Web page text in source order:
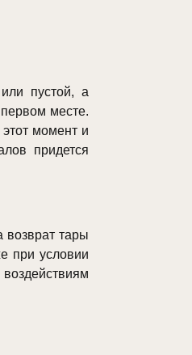
пустой, а
месте.
момент и
придется
возврат тары
при условии